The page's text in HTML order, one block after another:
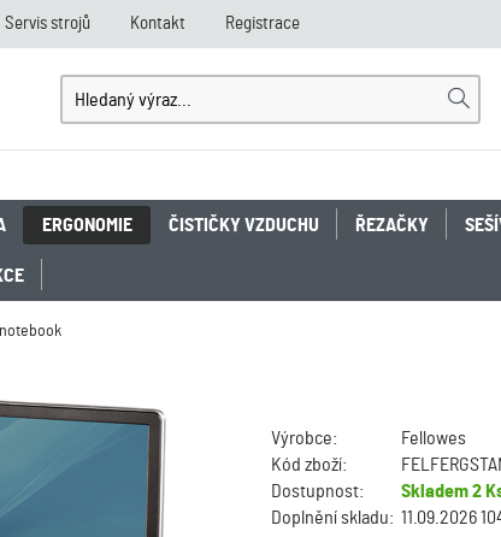
Servis strojů Kontakt Registrace
ERGONOMIE ČISTIČKY VZDUCHU ŘEZAČKY
Výrobce:
Fellowes
Kód zboží:
Dostupnost:
Skladem2
Doplnění skladu: 11.09.2026